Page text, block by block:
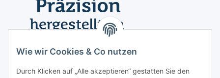
Wie wir Cookies & Co nutzen
Durch Klicken auf „Alle akzeptieren“ gestatten Sie den